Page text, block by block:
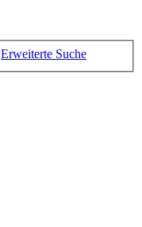
Erweiterte Suche